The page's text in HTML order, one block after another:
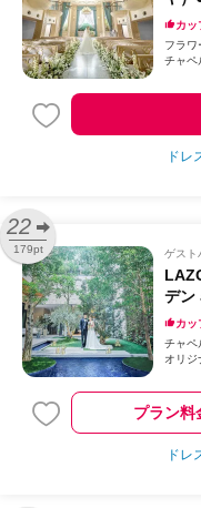
カッ
フラワ
チャペ
ドレ
22
179pt ゲスト
デン
カッ
チャペ
オリジ
プラン料
ドレ